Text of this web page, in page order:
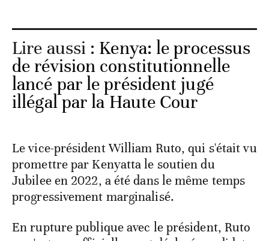
Lire aussi : Kenya: le processus
de révision constitutionnelle
lancé par le président jugé
illégal par la Haute Cour
Le vice-président William Ruto, qui s'était vu
promettre par Kenyatta le soutien du
Jubilee en 2022, a été dans le même temps
progressivement marginalisé.
En rupture publique avec le président, Ruto